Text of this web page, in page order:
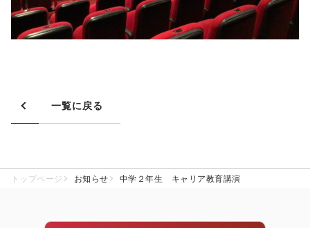
一覧に戻る
トップページ お知らせ 中学２年生 キャリア教育講演